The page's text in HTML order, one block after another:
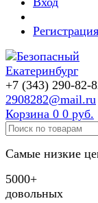
Регистрация
+7 (343) 290-82-
2908282@mail.ru
Корзина 0 0 руб.
Самые низкие
5000+
довольных